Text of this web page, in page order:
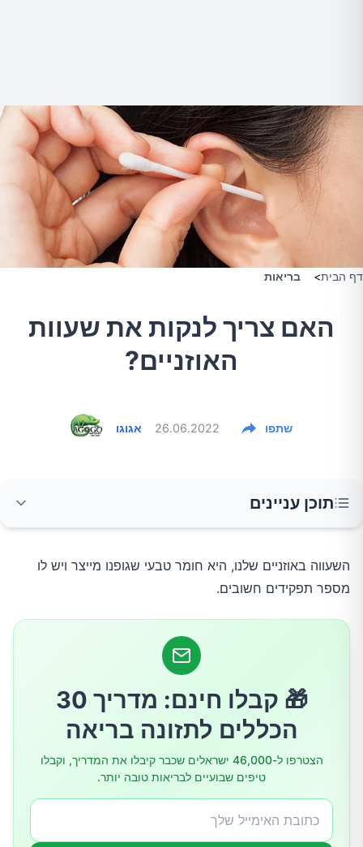
דף הבית> בריאות
האם צריך לנקות את שעוות
האוזניים?
אגוגו 26.06.2022 שתפו
תוכן עניינים
אז איך בכל זאת עודף השעווה יוצאת?
השעווה באוזניים שלנו, היא חומר טבעי שגופנו מייצר ויש לו
מספר תפקידים חשובים.
🎁 קבלו חינם: מדריך 30
הכללים לתזונה בריאה
הצטרפו ל-46,000 ישראלים שכבר קיבלו את המדריך, וקבלו
טיפים שבועיים לבריאות טובה יותר.